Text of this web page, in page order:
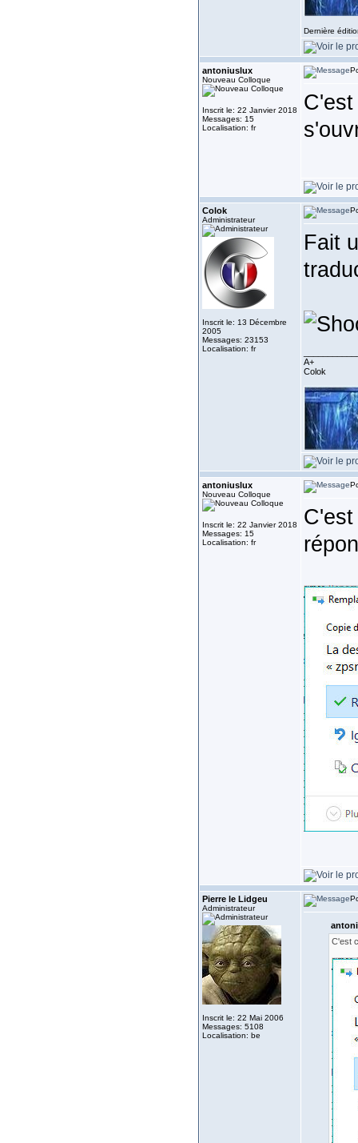
Dernière
antoniuslux
Nouveau Colloque
Inscrit le: 22 Janvier 2018
Messages: 15
Localisation: fr
Colok
Administrateur
Inscrit le: 13 Décembre
2005
Messages: 23153
Localisation: fr
Fait
A+
Colok
antoniuslux
Nouveau Colloque
Inscrit le: 22 Janvier 2018
Messages: 15
Localisation: fr
Pierre le Lidgeu
Administrateur
Inscrit le: 22 Mai 2006
Messages: 5108
Localisation: be
C'est